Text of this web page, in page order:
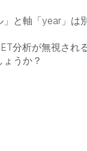
と軸「year」は
分析が無視され
うか？